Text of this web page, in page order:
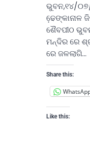
ଭୁବନ,୧୪/
ଢେ଼ଙ୍କାନାଳ
ଶୈବପୀଠ
ମନ୍ଦିର ରେ
ରେ ଜଳଲାଗି…
Share this:
Like this: